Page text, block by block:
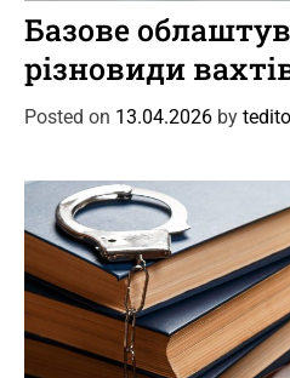
a
t
e
g
Базове
різновиди
Posted on 13.04.2026 by